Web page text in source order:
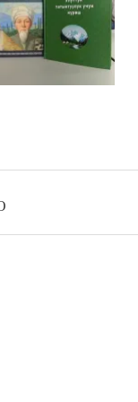
көч уланышы үчүн
түнγ-2026”:
келиңиз!
эң ири
Park'ка 30 миң